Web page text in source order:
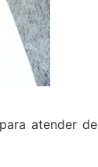
atender de